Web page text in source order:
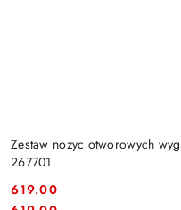
Zestaw nożyc otworowych
267701
619.00